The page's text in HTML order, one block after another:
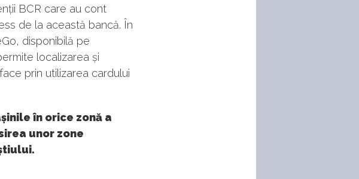
BCR care au cont
de la această bancă. În
disponibilă pe
localizarea și
prin utilizarea cardului
în orice zonă a
unor zone